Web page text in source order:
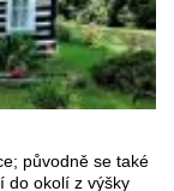
původně se také
do okolí z výšky